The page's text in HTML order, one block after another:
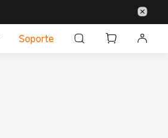
Soporte